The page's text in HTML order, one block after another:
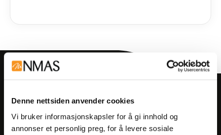
Denne nettsiden anvender cookies
Vi bruker informasjonskapsler for å gi innhold og
annonser et personlig preg, for å levere sosiale
Meld deg på vårt nyhetsbrev!
arrangementer og kampanjer.